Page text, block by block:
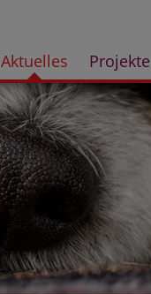
Aktuelles Projekte